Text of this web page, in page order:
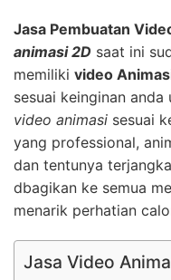
Jasa Pembuatan
animasi 2D saat ini
memiliki video
sesuai keinginan
video animasi sesuai
yang professional,
dan tentunya
dbagikan ke semua
menarik perhatian
Jasa Video